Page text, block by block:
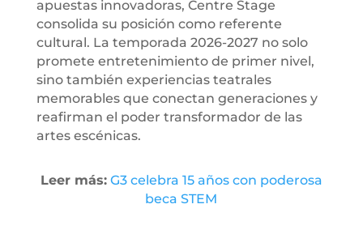
apuestas innovadoras, Centre Stage
consolida su posición como referente
cultural. La temporada 2026-2027 no solo
promete entretenimiento de primer nivel,
sino también experiencias teatrales
memorables que conectan generaciones y
reafirman el poder transformador de las
artes escénicas.
Leer más: G3 celebra 15 años con poderosa
beca STEM